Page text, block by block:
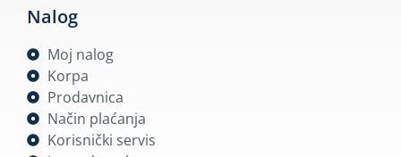
Nalog
Moj nalog
Korpa
Prodavnica
Način plaćanja
Korisnički servis